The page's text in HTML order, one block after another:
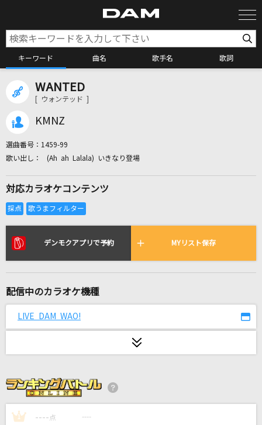
キーワード 曲名 歌手名 歌詞
リアルタイムで歌われている曲の一覧
Step and Go
明日の記憶
オレポーズ～俺なりのラブソング～
PENGIN
WANTED
[ ウォンテッド ]
KMNZ
選曲番号： 1459-99
(Ah ah Lalala) いきなり登場
対応カラオケコンテンツ
デンモクアプリで予約 MYリスト保存
配信中のカラオケ機種
LIVE DAM WAO!
1 ---- 点 ----